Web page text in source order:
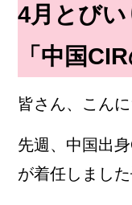
4月とび
「中国
皆さん、こんに
先週、中国出
が着任しまし